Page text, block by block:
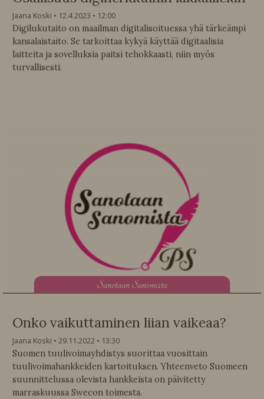
Jaana Koski 12.4.2023
12:00
Digilukutaito on maailman digitalisoituessa yhä tärkeämpi
kansalaistaito. Se tarkoittaa kykyä käyttää digitaalisia
laitteita ja sovelluksia paitsi tehokkaasti, niin myös
turvallisesti.
Sanotaan Sanomista
Onko vaikuttaminen liian vaikeaa?
Jaana Koski 29.11.2022
13:30
Suomen tuulivoimayhdistys suorittaa vuosittain
tuulivoimahankkeiden kartoituksen. Yhteenveto Suomeen
suunnittelussa olevista hankkeista on päivitetty
marraskuussa Swecon toimesta.